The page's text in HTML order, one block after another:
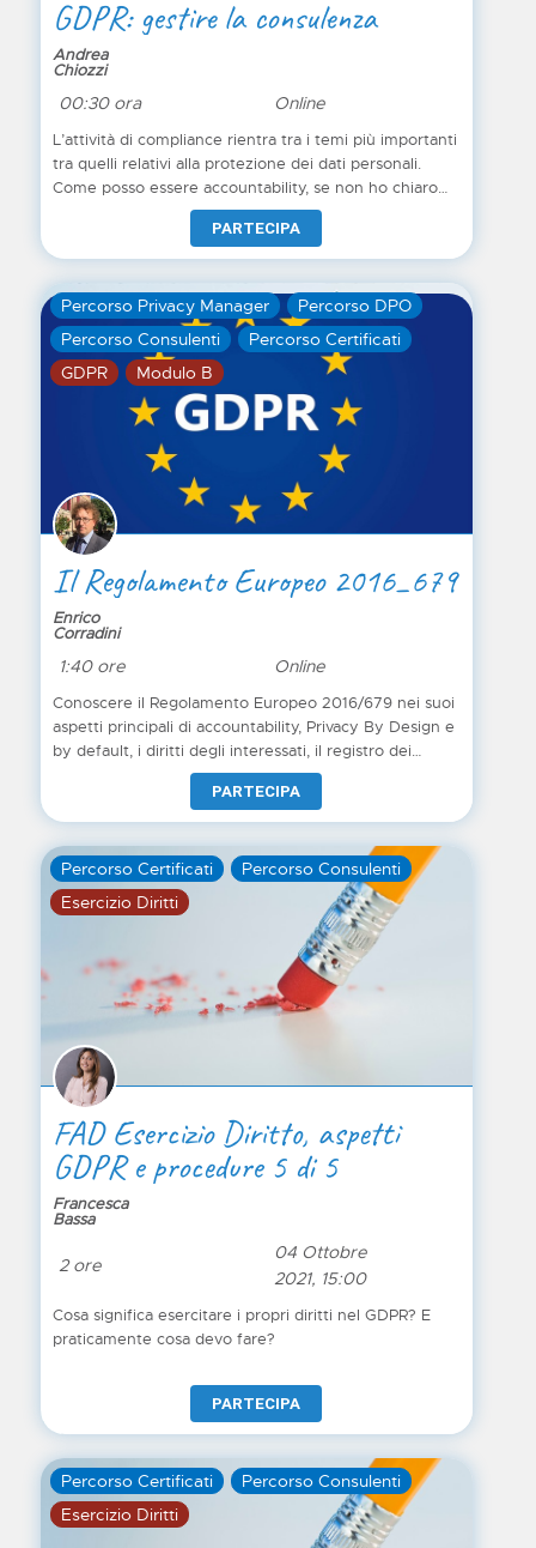
GDPR: gestire la consulenza
Andrea
Chiozzi
00:30 ora Online
L’attività di compliance rientra tra i temi più importanti
tra quelli relativi alla protezione dei dati personali.
Come posso essere accountability, se non ho chiaro
che tipi di trattamenti effettuo? Tutto parte dai
trattamenti e poi la differenza sta nel protocollo
utilizzato e nel sapere dare le corrrette evidenze
attraverso l'efficacità delle procedure.
PARTECIPA
Percorso Privacy Manager
Percorso DPO
Percorso Consulenti
Percorso Certificati
GDPR
Modulo B
Il Regolamento Europeo 2016_679
Enrico
Corradini
1:40 ore Online
Conoscere il Regolamento Europeo 2016/679 nei suoi
aspetti principali di accountability, Privacy By Design e
by default, i diritti degli interessati, il registro dei
trattamenti, la valutazione dell'impatto. Conoscere
l'approccio al rischio, la valutazione del data breach.
PARTECIPA
Percorso Certificati
Percorso Consulenti
Esercizio Diritti
FAD Esercizio Diritto, aspetti
GDPR e procedure 5 di 5
Francesca
Bassa
2 ore
04 Ottobre
2021, 15:00
Cosa significa esercitare i propri diritti nel GDPR? E
praticamente cosa devo fare?
PARTECIPA
Percorso Certificati
Percorso Consulenti
Esercizio Diritti